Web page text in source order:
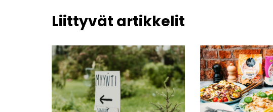
Liittyvät artikkelit